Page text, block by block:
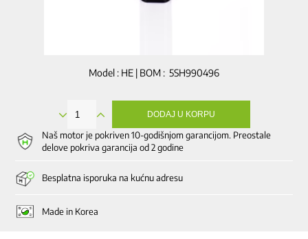
Model : HE | BOM : 5SH990496
Potiskivač
količina
DODAJ U KORPU
Naš motor je pokriven 10-godišnjom garancijom. Preostale
delove pokriva garancija od 2 godine
Besplatna isporuka na kućnu adresu
Made in Korea